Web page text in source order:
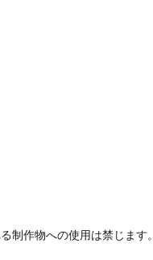
制作物への使用は禁じます。